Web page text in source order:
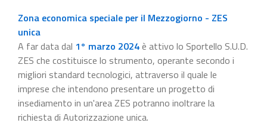
Zona economica speciale per il Mezzogiorno - ZES
unica
A far data dal 1° marzo 2024è attivo lo Sportello S.U.D.
ZES che costituisce lo strumento, operante secondo i
migliori standard tecnologici, attraverso il quale le
imprese che intendono presentare un progetto di
insediamento in un'area ZES potranno inoltrare la
richiesta di Autorizzazione unica.